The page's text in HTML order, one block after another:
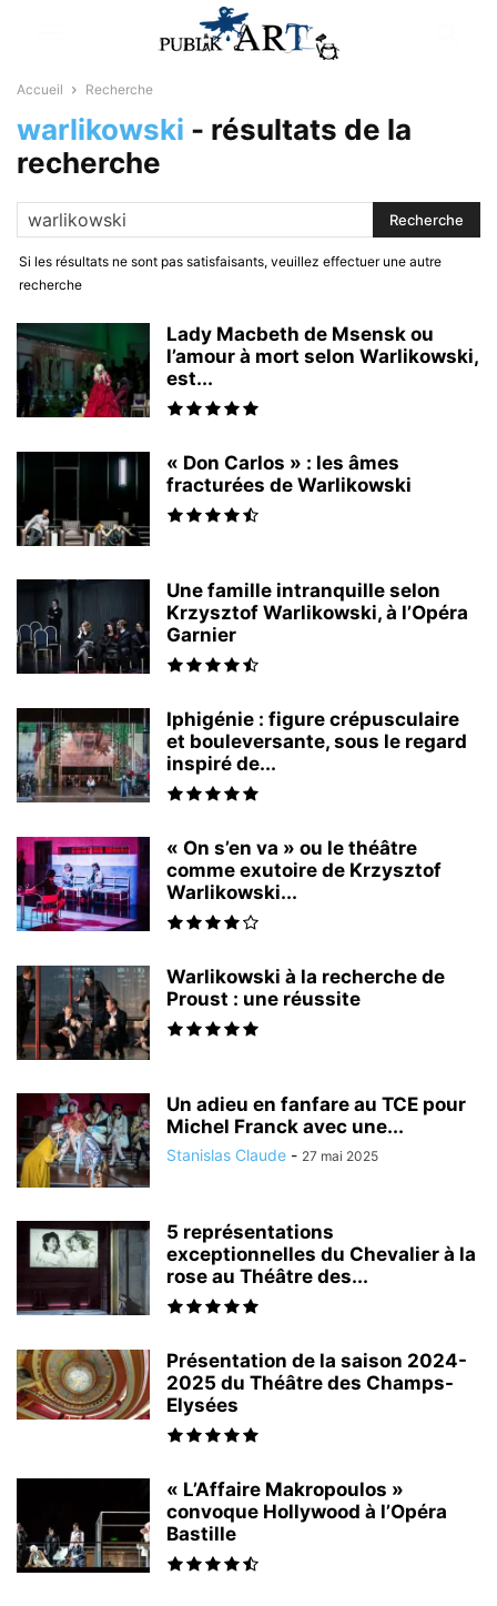
Accueil Recherche
warlikowski - résultats de la
recherche
Si les résultats ne sont pas satisfaisants, veuillez effectuer une autre
recherche
Lady Macbeth de Msensk ou
l’amour à mort selon Warlikowski,
est...
« Don Carlos » : les âmes
fracturées de Warlikowski
Une famille intranquille selon
Krzysztof Warlikowski, à l’Opéra
Garnier
Iphigénie : figure crépusculaire
et bouleversante, sous le regard
inspiré de...
« On s’en va » ou le théâtre
comme exutoire de Krzysztof
Warlikowski...
Warlikowski à la recherche de
Proust : une réussite
Un adieu en fanfare au TCE pour
Michel Franck avec une...
Stanislas Claude - 27 mai 2025
5 représentations
exceptionnelles du Chevalier à la
rose au Théâtre des...
Présentation de la saison 2024-
2025 du Théâtre des Champs-
Elysées
« L’Affaire Makropoulos »
convoque Hollywood à l’Opéra
Bastille